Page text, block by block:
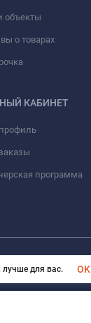
объекты
о товарах
КАБИНЕТ
программа
защищены
для вас. OK